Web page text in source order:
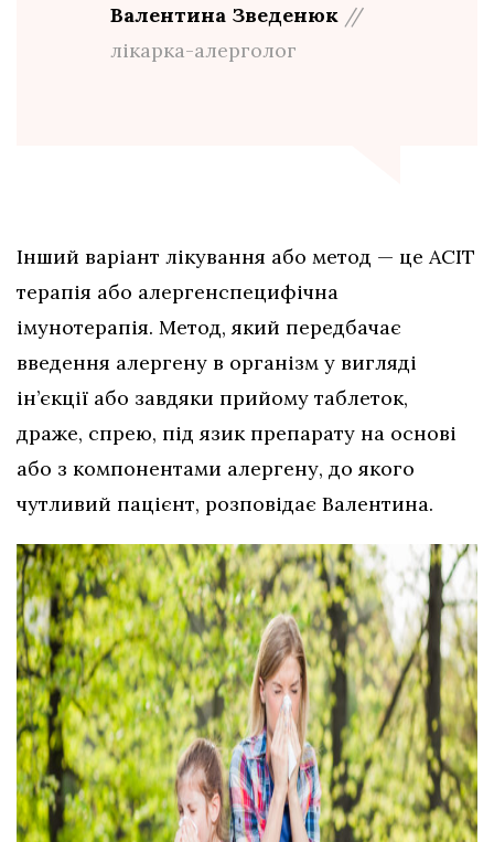
Валентина Зведенюк //
лікарка-алерголог
Інший варіант лікування або метод — це АСІТ
терапія або алергенспецифічна
імунотерапія. Метод, який передбачає
введення алергену в організм у вигляді
ін’єкції або завдяки прийому таблеток,
драже, спрею, під язик препарату на основі
або з компонентами алергену, до якого
чутливий пацієнт, розповідає Валентина.